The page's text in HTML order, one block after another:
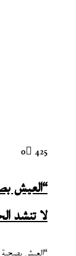
0 425
“العيش
لا تنشد